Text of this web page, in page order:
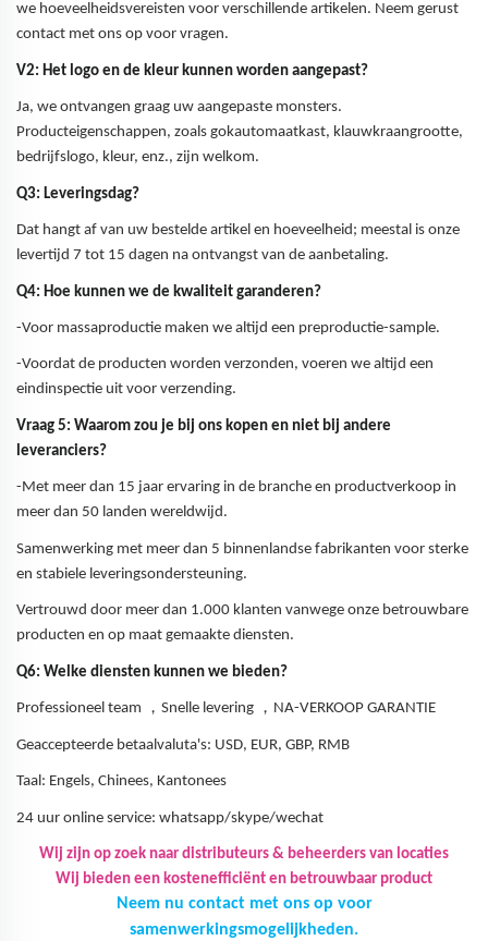
we hoeveelheidsvereisten voor verschillende artikelen. Neem gerust
contact met ons op voor vragen.
V2: Het logo en de kleur kunnen worden aangepast?
Ja, we ontvangen graag uw aangepaste monsters.
Producteigenschappen, zoals gokautomaatkast, klauwkraangrootte,
bedrijfslogo, kleur, enz., zijn welkom.
Q3: Leveringsdag?
Dat hangt af van uw bestelde artikel en hoeveelheid; meestal is onze
levertijd 7 tot 15 dagen na ontvangst van de aanbetaling.
Q4: Hoe kunnen we de kwaliteit garanderen?
-Voor massaproductie maken we altijd een preproductie-sample.
-Voordat de producten worden verzonden, voeren we altijd een
eindinspectie uit voor verzending.
Vraag 5: Waarom zou je bij ons kopen en niet bij andere
leveranciers?
-Met meer dan 15 jaar ervaring in de branche en productverkoop in
meer dan 50 landen wereldwijd.
Samenwerking met meer dan 5 binnenlandse fabrikanten voor sterke
en stabiele leveringsondersteuning.
Vertrouwd door meer dan 1.000 klanten vanwege onze betrouwbare
producten en op maat gemaakte diensten.
Q6: Welke diensten kunnen we bieden?
Professioneel team ， Snelle levering ， NA-VERKOOP GARANTIE
Geaccepteerde betaalvaluta's: USD, EUR, GBP, RMB
Taal: Engels, Chinees, Kantonees
24 uur online service: whatsapp/skype/wechat
Wij zijn op zoek naar distributeurs & beheerders van locaties
Wij bieden een kostenefficiënt en betrouwbaar product
Neem nu contact met ons op voor
samenwerkingsmogelijkheden.